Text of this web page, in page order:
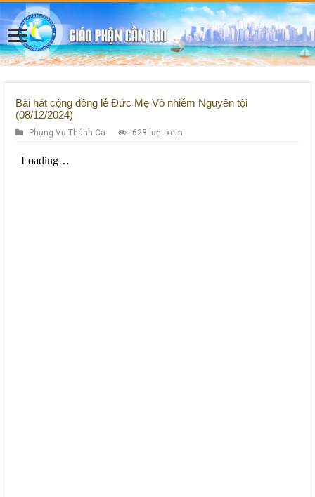
Bài hát cộng đồng lễ Đức Mẹ Vô nhiễm Nguyên tội
(08/12/2024)
Phụng Vụ Thánh Ca 628 lượt xem